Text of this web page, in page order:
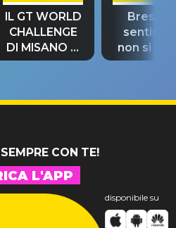
IL GT WORLD
CHALLENGE
DI MISANO si
riconferma
Bresh:
non si
fino alla
CON TE!
L'APP
disponibile su